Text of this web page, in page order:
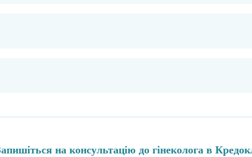
на консультацію до гінеколога в